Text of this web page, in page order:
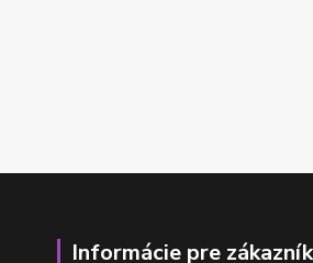
Informácie pre